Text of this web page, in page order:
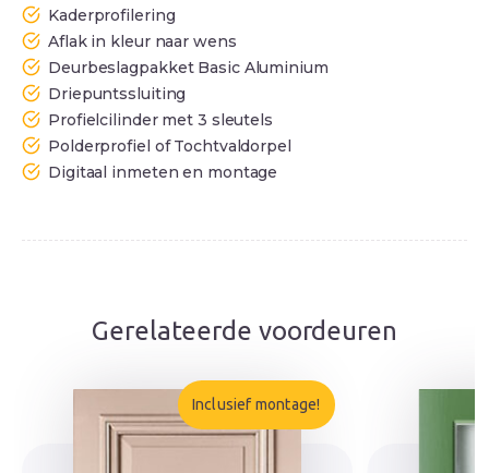
Kaderprofilering
Aflak in kleur naar wens
Deurbeslagpakket Basic Aluminium
Driepuntssluiting
Profielcilinder met 3 sleutels
Polderprofiel of Tochtvaldorpel
Digitaal inmeten en montage
Gerelateerde voordeuren
Inclusief montage!